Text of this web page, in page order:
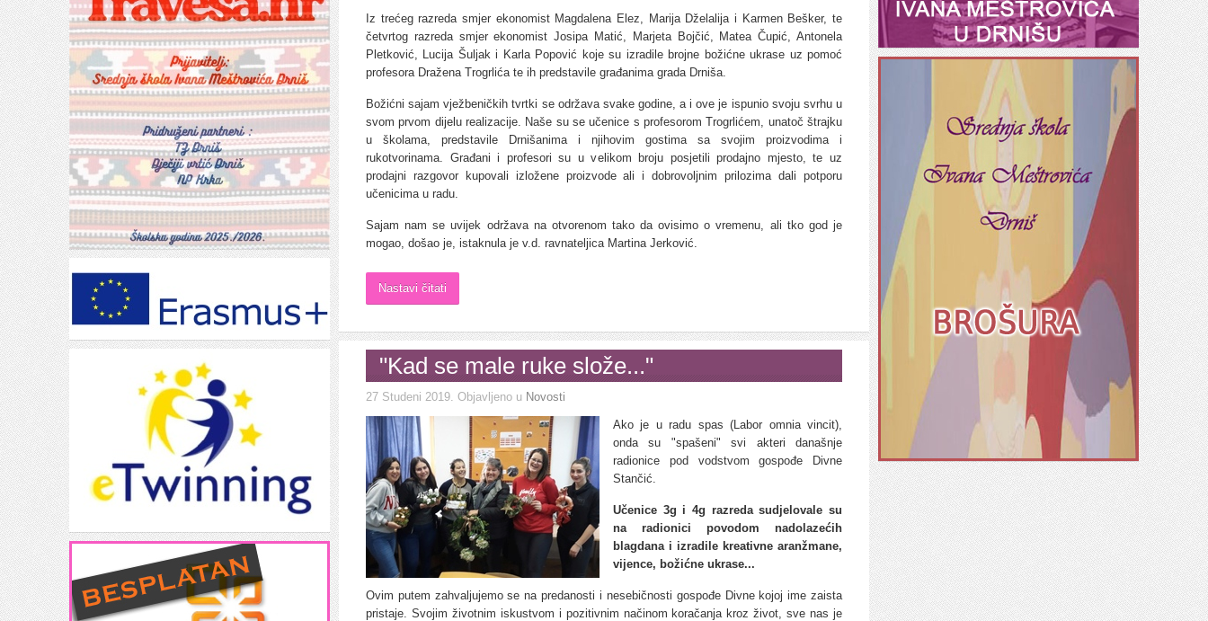
Iz trećeg razreda smjer ekonomist Magdalena Elez, Marija Dželalija i Karmen Bešker, te
četvrtog razreda smjer ekonomist Josipa Matić, Marjeta Bojčić, Matea Čupić, Antonela
Pletković, Lucija Šuljak i Karla Popović koje su izradile brojne božićne ukrase uz pomoć
profesora Dražena Trogrlića te ih predstavile građanima grada Drniša.
Božićni sajam vježbeničkih tvrtki se održava svake godine, a i ove je ispunio svoju svrhu u
svom prvom dijelu realizacije. Naše su se učenice s profesorom Trogrlićem, unatoč štrajku
u školama, predstavile Drnišanima i njihovim gostima sa svojim proizvodima i
rukotvorinama. Građani i profesori su u velikom broju posjetili prodajno mjesto, te uz
prodajni razgovor kupovali izložene proizvode ali i dobrovoljnim prilozima dali potporu
učenicima u radu.
Sajam nam se uvijek održava na otvorenom tako da ovisimo o vremenu, ali tko god je
mogao, došao je, istaknula je v.d. ravnateljica Martina Jerković.
Nastavi čitati
"Kad se male ruke slože..."
27 Studeni 2019. Objavljeno u Novosti
Ako je u radu spas (Labor omnia vincit),
onda su "spašeni" svi akteri današnje
radionice pod vodstvom gospođe Divne
Stančić.
Učenice 3g i 4g razreda sudjelovale su
na radionici povodom nadolazećih
blagdana i izradile kreativne aranžmane,
vijence, božićne ukrase...
Ovim putem zahvaljujemo se na predanosti i nesebičnosti gospođe Divne kojoj ime zaista
pristaje. Svojim životnim iskustvom i pozitivnim načinom koračanja kroz život, sve nas je